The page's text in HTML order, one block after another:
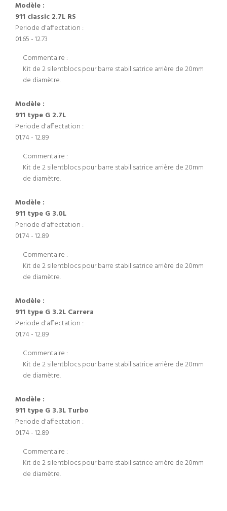
Modèle :
911 classic 2.7L RS
Periode d'affectation :
01.65 - 12.73
Commentaire :
Kit de 2 silentblocs pour barre stabilisatrice arrière de 20mm
de diamètre.
Modèle :
911 type G 2.7L
Periode d'affectation :
01.74 - 12.89
Commentaire :
Kit de 2 silentblocs pour barre stabilisatrice arrière de 20mm
de diamètre.
Modèle :
911 type G 3.0L
Periode d'affectation :
01.74 - 12.89
Commentaire :
Kit de 2 silentblocs pour barre stabilisatrice arrière de 20mm
de diamètre.
Modèle :
911 type G 3.2L Carrera
Periode d'affectation :
01.74 - 12.89
Commentaire :
Kit de 2 silentblocs pour barre stabilisatrice arrière de 20mm
de diamètre.
Modèle :
911 type G 3.3L Turbo
Periode d'affectation :
01.74 - 12.89
Commentaire :
Kit de 2 silentblocs pour barre stabilisatrice arrière de 20mm
de diamètre.